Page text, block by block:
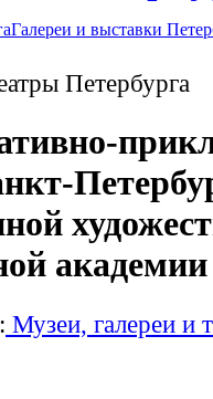
Галереи и выставки
Петербурга
академии
Музеи, галереи и